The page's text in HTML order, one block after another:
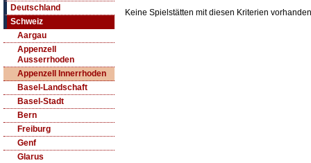
Deutschland
Schweiz
Aargau
Appenzell
Ausserrhoden
Appenzell Innerrhoden
Basel-Landschaft
Basel-Stadt
Bern
Freiburg
Genf
Glarus
Keine Spielstätten mit diesen Kriterien